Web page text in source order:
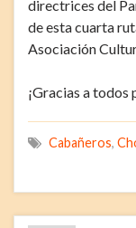
directrices del
de esta cuarta
Asociación
¡Gracias a todos
Cabañeros,